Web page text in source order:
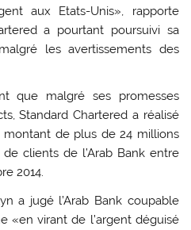
aux Etats-Unis», rapporte
a pourtant poursuivi sa
les avertissements des
que malgré ses promesses
Standard Chartered a réalisé
montant de plus de 24 millions
clients de l’Arab Bank entre
2014.
a jugé l’Arab Bank coupable
«en virant de l’argent déguisé